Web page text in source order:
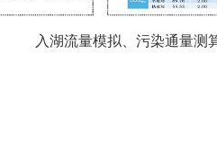
入湖流量模拟、污染通量测